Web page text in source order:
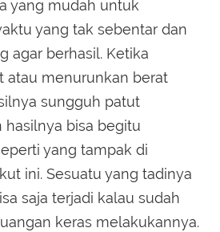
yang mudah untuk
yang tak sebentar dan
agar berhasil. Ketika
atau menurunkan berat
sungguh patut
hasilnya bisa begitu
yang tampak di
ini. Sesuatu yang tadinya
saja terjadi kalau sudah
keras melakukannya.